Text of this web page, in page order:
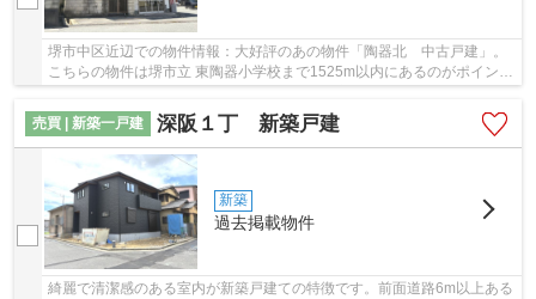
堺市中区近辺での物件情報：大好評のあの物件「陶器北 中古戸建」。
こちらの物件は堺市立 東陶器小学校まで1525m以内にあるのがポイント
売買 | 新築一戸建
深阪１丁 新築戸建
新築
過去掲載物件
綺麗で清潔感のある室内が新築戸建ての特徴です。前面道路6m以上ある